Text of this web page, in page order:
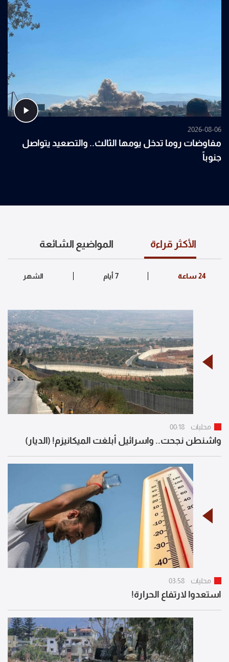
2026-08-06
مفاوضات روما تدخل يومها الثالث.. والتصعيد يتواصل
جنوباً
الأكثر قراءة المواضيع الشائعة
محليات 00:18
واشنطن نجحت.. واسرائيل أبلغت الميكانيزم! (الديار)
محليات 03:58
استعدوا لارتفاع الحرارة!